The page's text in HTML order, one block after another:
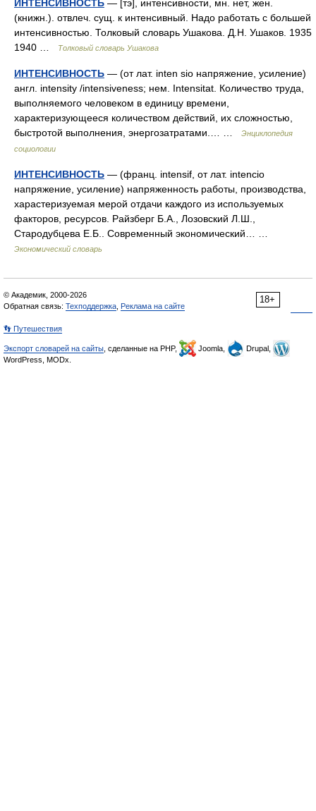
ИНТЕНСИВНОСТЬ — [тэ], интенсивности, мн. нет, жен.
(книжн.). отвлеч. сущ. к интенсивный. Надо работать с большей
интенсивностью. Толковый словарь Ушакова. Д.Н. Ушаков. 1935
1940 …
Толковый словарь Ушакова
ИНТЕНСИВНОСТЬ — (от лат. inten sio напряжение, усиление)
англ. intensity /intensiveness; нем. Intensitat. Количество труда,
выполняемого человеком в единицу времени,
характеризующееся количеством действий, их сложностью,
быстротой выполнения, энергозатратами.… …
Энциклопедия
социологии
ИНТЕНСИВНОСТЬ — (франц. intensif, от лат. intencio
напряжение, усиление) напряженность работы, производства,
харастеризуемая мерой отдачи каждого из используемых
факторов, ресурсов. Райзберг Б.А., Лозовский Л.Ш.,
Стародубцева Е.Б.. Современный экономический… …
Экономический словарь
18+
© Академик, 2000-2026
Обратная связь: Техподдержка Реклама на сайте
👣 Путешествия
Экспорт словарей на сайты , сделанные на PHP, Joomla,
Drupal,
WordPress, MODx.